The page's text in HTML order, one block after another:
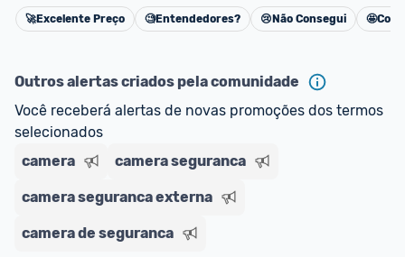
Cancelar
🚀Excelente Preço 🧐Entendedores? 😢 Não Consegui 🤩
Outros alertas criados pela comunidade
Você receberá alertas de novas promoções dos termos
selecionados
camera
camera seguranca
camera seguranca externa
camera de seguranca